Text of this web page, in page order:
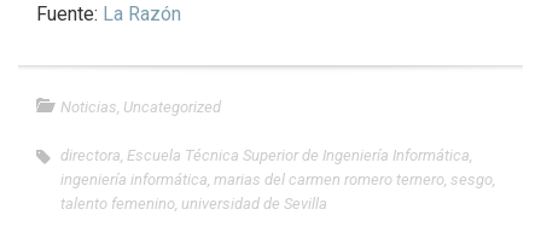
Fuente: La Razón
Noticias Uncategorized
directora Escuela Técnica Superior de Ingeniería Informática
ingeniería informática marias del carmen romero ternero sesgo
talento femenino universidad de Sevilla